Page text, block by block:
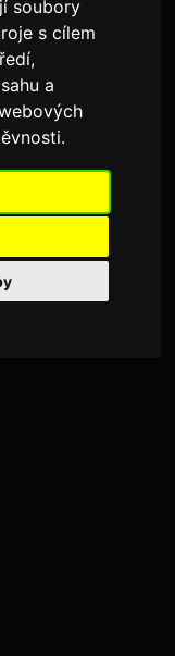
soubory
s cílem
a